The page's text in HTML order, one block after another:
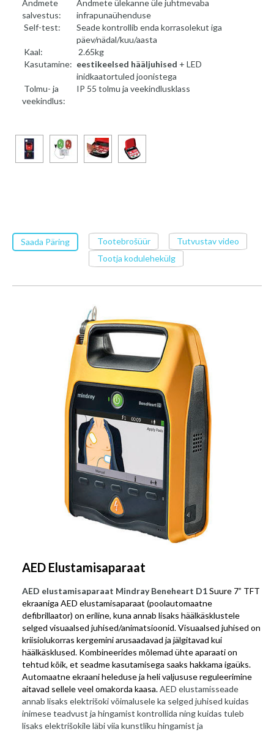
Andmete
salvestus:
Andmete ülekanne üle juhtmevaba
infrapunaühenduse
Self-test:
Seade kontrollib enda korrasolekut iga
päev/nädal/kuu/aasta
Kaal:
2.65kg
Kasutamine: eestikeelsed hääljuhised + LED
inidkaatortuled joonistega
Tolmu- ja
veekindlus:
IP 55 tolmu ja veekindlusklass
Saada Päring Tootebrošüür
Tutvustav video
Tootja kodulehekülg
AED Elustamisaparaat
AED elustamisaparaat Mindray Beneheart D1Suure 7” TFT
ekraaniga AED elustamisaparaat (poolautomaatne
defibrillaator) on eriline, kuna annab lisaks häälkäsklustele
selged visuaalsed juhised/animatsioonid. Visuaalsed juhised on
kriisiolukorras kergemini arusaadavad ja jälgitavad kui
häälkäsklused. Kombineerides mõlemad ühte aparaati on
tehtud kõik, et seadme kasutamisega saaks hakkama igaüks.
Automaatne ekraani heleduse ja heli valjususe reguleerimine
aitavad sellele veel omakorda kaasa.AED elustamisseade
annab lisaks elektrišoki võimalusele ka selged juhised kuidas
inimese teadvust ja hingamist kontrollida ning kuidas tuleb
lisaks elektrišokile läbi viia kunstliku hingamist ja